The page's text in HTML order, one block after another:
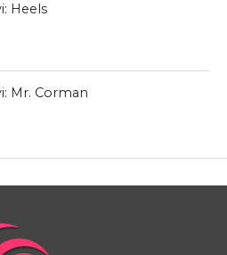
Heels
Mr. Corman